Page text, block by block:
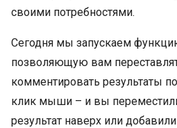
своими потребностями.
Сегодня мы запускаем
позволяющую вам
комментировать результаты
клик мыши – и вы
результат наверх или